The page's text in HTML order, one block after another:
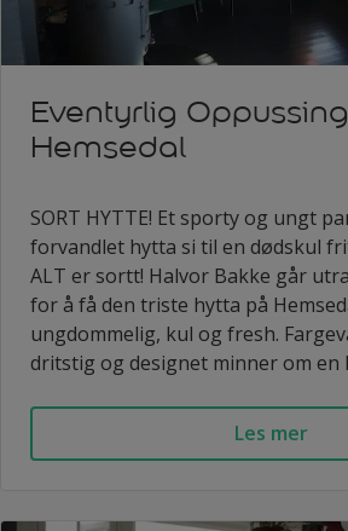
Eventyrlig
Hemsedal
SORT HYTTE! Et sporty og ungt
forvandlet hytta si til en dødskul
ALT er sortt! Halvor Bakke går
for å få den triste hytta på
ungdommelig, kul og fresh.
dritstig og designet minner om en
Les mer